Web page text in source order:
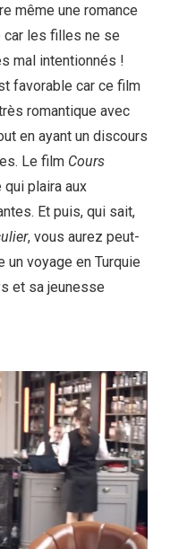
même une romance
car les filles ne se
mal intentionnés !
favorable car ce film
romantique avec
en ayant un discours
Le film Cours
plaira aux
Et puis, qui sait,
, vous aurez peut-
un voyage en Turquie
et sa jeunesse